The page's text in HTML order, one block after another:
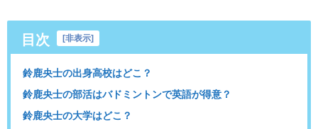
目次 [非表示]
鈴鹿央士の出身高校はどこ？
鈴鹿央士の部活はバドミントンで英語が得意？
鈴鹿央士の大学はどこ？